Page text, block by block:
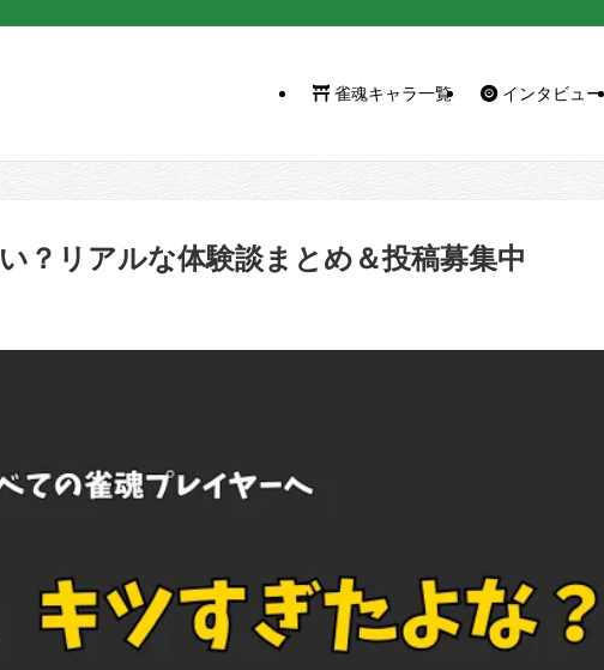
雀魂キャラ一覧 インタビュー
？リアルな体験談まとめ＆投稿募集中